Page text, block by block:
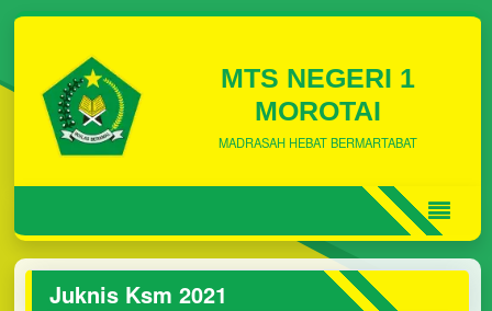
MTS NEGERI 1
MOROTAI
MADRASAH HEBAT BERMARTABAT
Juknis Ksm 2021